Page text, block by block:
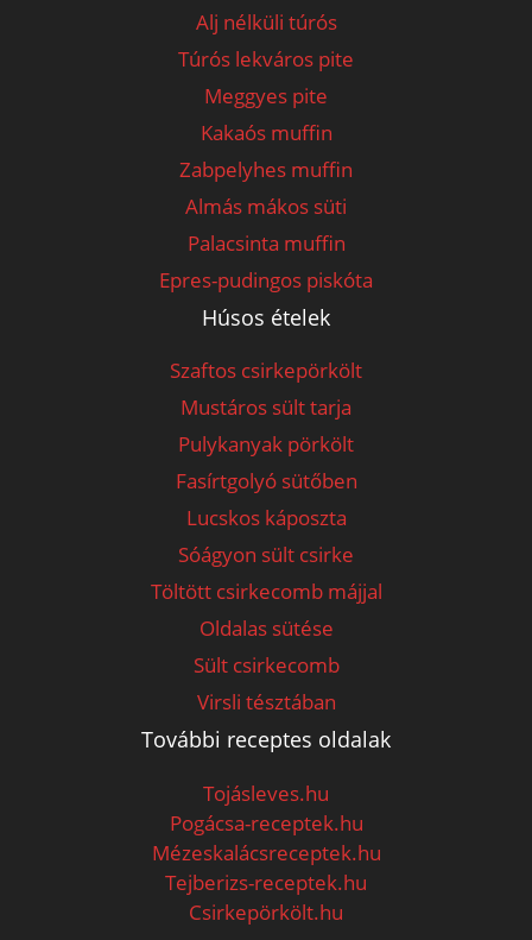
Alj nélküli túrós
Túrós lekváros pite
Meggyes pite
Kakaós muffin
Zabpelyhes muffin
Almás mákos süti
Palacsinta muffin
Epres-pudingos piskóta
Húsos ételek
Szaftos csirkepörkölt
Mustáros sült tarja
Pulykanyak pörkölt
Fasírtgolyó sütőben
Lucskos káposzta
Sóágyon sült csirke
Töltött csirkecomb májjal
Oldalas sütése
Sült csirkecomb
Virsli tésztában
További receptes oldalak
Tojásleves.hu
Pogácsa-receptek.hu
Mézeskalácsreceptek.hu
Tejberizs-receptek.hu
Csirkepörkölt.hu